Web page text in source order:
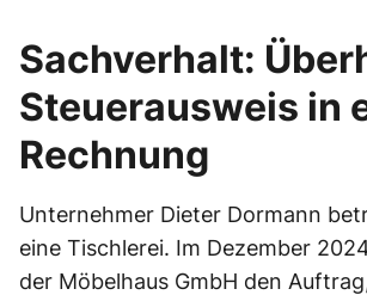
Sachverhalt:
Steuerausweis in
Rechnung
Unternehmer Dieter Dormann
eine Tischlerei. Im Dezember
der Möbelhaus GmbH den